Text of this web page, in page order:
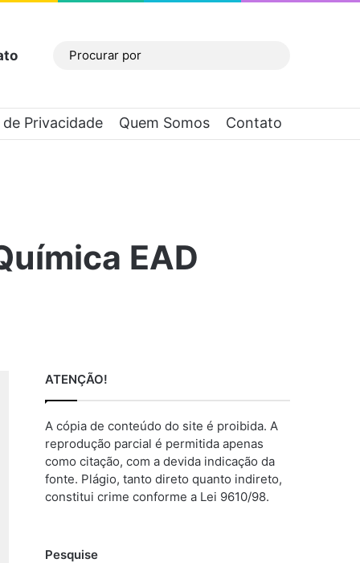
Barra Lateral
Privacidade Quem Somos Contato
EAD
ATENÇÃO!
A cópia de conteúdo do site é proibida. A
reprodução parcial é permitida apenas
como citação, com a devida indicação da
fonte. Plágio, tanto direto quanto indireto,
constitui crime conforme a Lei 9610/98.
Pesquise